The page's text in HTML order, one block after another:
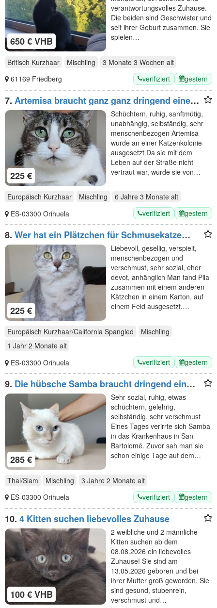
650 € VHB
verantwortungsvolles Zuhause.
Die beiden sind Geschwister und
seit ihrer Geburt zusammen. Sie
spielen…
Britisch Kurzhaar Mischling 3 Monate 3 Wochen alt
61169 Friedberg
verifiziert gestern
7. Artemisa braucht ganz ganz dringend einen
Pflegeplatz (oder gleich ein Zuhause)!
225 €
Schüchtern, ruhig, sanftmütig,
unabhängig, selbständig, sehr
menschenbezogen Artemisa
wurde an einer Katzenkolonie
ausgesetzt Da sie mit dem
Leben auf der Straße nicht
vertraut war, wurde sie von…
Europäisch Kurzhaar Mischling 6 Jahre 3 Monate alt
ES-03300 Orihuela
verifiziert gestern
8. Wer hat ein Plätzchen für Schmusekatze
Pila? Eilt sehr!
225 €
Liebevoll, gesellig, verspielt,
menschenbezogen und
verschmust, sehr sozial, eher
devot, anhänglich Man fand Pila
zusammen mit einem anderen
Kätzchen in einem Karton, auf
einem Feld ausgesetzt.…
Europäisch Kurzhaar/California Spangled
Mischling
1 Jahr 2 Monate alt
ES-03300 Orihuela
verifiziert gestern
9. Die hübsche Samba braucht dringend ein
Zuhause/eine Pflegestelle
285 €
Sehr sozial, ruhig, etwas
schüchtern, gelehrig,
selbständig, sehr verschmust
Eines Tages verirrte sich Samba
in das Krankenhaus in San
Bartolomé. Zuvor sah man sie
schon einige Tage auf dem…
Thai/Siam Mischling 3 Jahre 2 Monate alt
ES-03300 Orihuela
verifiziert gestern
10. 4 Kitten suchen liebevolles Zuhause
100 € VHB
2 weibliche und 2 männliche
Kitten suchen ab dem
08.08.2026 ein liebevolles
Zuhause! Sie sind am
13.05.2026 geboren und bei
ihrer Mutter groß geworden. Sie
sind gesund, stubenrein,
verschmust und…